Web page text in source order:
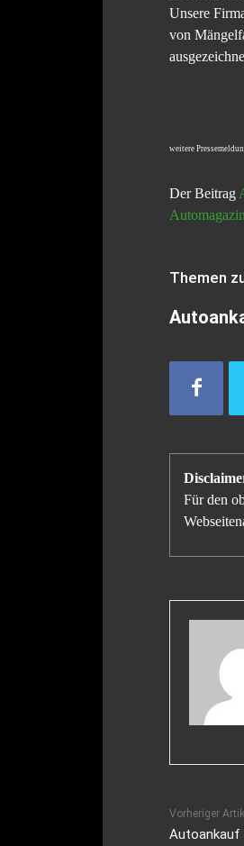
Unsere
von
weitere
Der Beitrag
Themen
Für den
Vorheriger
Autoankauf